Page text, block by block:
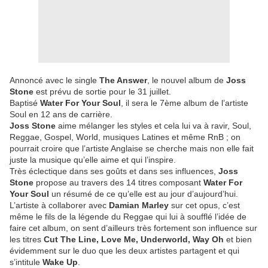
Annoncé avec le single The Answer, le nouvel album de Joss
Stone est prévu de sortie pour le 31 juillet.
Baptisé Water For Your Soul , il sera le 7ème album de l’artiste
Soul en 12 ans de carrière.
Joss Stone aime mélanger les styles et cela lui va à ravir, Soul,
Reggae, Gospel, World, musiques Latines et même RnB ; on
pourrait croire que l’artiste Anglaise se cherche mais non elle fait
juste la musique qu’elle aime et qui l’inspire.
Très éclectique dans ses goûts et dans ses influences, Joss
Stone propose au travers des 14 titres composant Water For
Your Soul un résumé de ce qu’elle est au jour d’aujourd’hui.
L’artiste à collaborer avec Damian Marley sur cet opus, c’est
même le fils de la légende du Reggae qui lui à soufflé l’idée de
faire cet album, on sent d’ailleurs très fortement son influence sur
les titres Cut The Line, Love Me, Underworld, Way Oh et bien
évidemment sur le duo que les deux artistes partagent et qui
s’intitule Wake Up